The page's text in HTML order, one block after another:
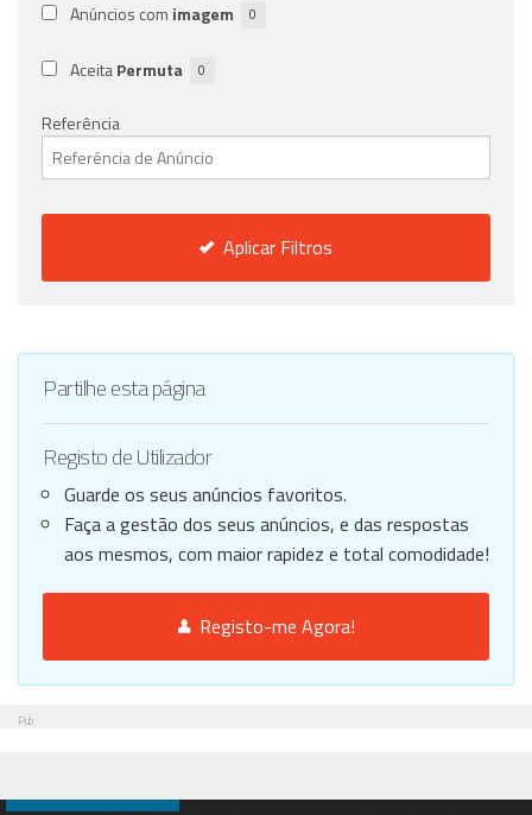
Anúncios com imagem 0
AceitaPermuta 0
Referência
Aplicar Filtros
Partilhe esta página
Registo de Utilizador
Guarde os seus anúncios favoritos.
Faça a gestão dos seus anúncios, e das respostas
aos mesmos, com maior rapidez e total comodidade!
Registo-me Agora!
Pub